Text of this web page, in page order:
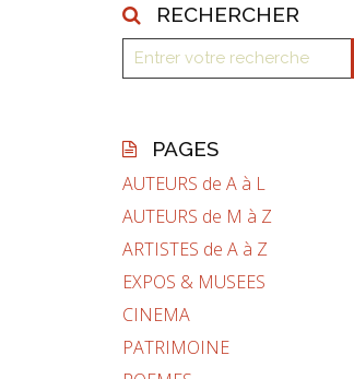
RECHERCHER
PAGES
AUTEURS de A à L
AUTEURS de M à Z
ARTISTES de A à Z
EXPOS & MUSEES
CINEMA
PATRIMOINE